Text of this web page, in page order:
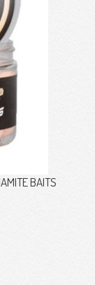
BAITS